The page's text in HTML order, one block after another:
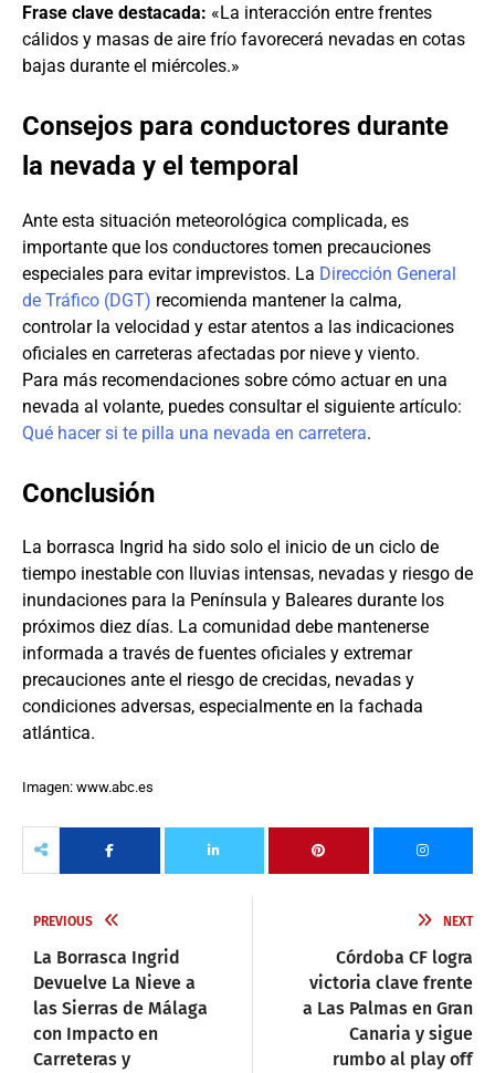
Frase clave destacada: «La interacción entre frentes
cálidos y masas de aire frío favorecerá nevadas en cotas
bajas durante el miércoles.»
Consejos para conductores durante
la nevada y el temporal
Ante esta situación meteorológica complicada, es
importante que los conductores tomen precauciones
especiales para evitar imprevistos. La Dirección General
de Tráfico (DGT) recomienda mantener la calma,
controlar la velocidad y estar atentos a las indicaciones
oficiales en carreteras afectadas por nieve y viento.
Para más recomendaciones sobre cómo actuar en una
nevada al volante, puedes consultar el siguiente artículo:
Qué hacer si te pilla una nevada en carretera.
Conclusión
La borrasca Ingrid ha sido solo el inicio de un ciclo de
tiempo inestable con lluvias intensas, nevadas y riesgo de
inundaciones para la Península y Baleares durante los
próximos diez días. La comunidad debe mantenerse
informada a través de fuentes oficiales y extremar
precauciones ante el riesgo de crecidas, nevadas y
condiciones adversas, especialmente en la fachada
atlántica.
Imagen: www.abc.es
PREVIOUS
La Borrasca Ingrid
Devuelve La Nieve a
las Sierras de Málaga
con Impacto en
Carreteras y
NEXT
Córdoba CF logra
victoria clave frente
a Las Palmas en Gran
Canaria y sigue
rumbo al play off